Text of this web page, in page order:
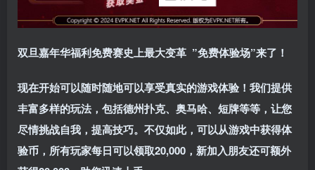
双旦嘉年华福利免费赛史上最大变革 ”免费体验场”来了！
现在开始可以随时随地可以享受真实的游戏体验！我们提供
丰富多样的玩法，包括德州扑克、奥马哈、短牌等等，让您
尽情挑战自我，提高技巧。不仅如此， 可以从游戏中获得体
验币，所有玩家每日可以领取20,000，新加入朋友还可额外